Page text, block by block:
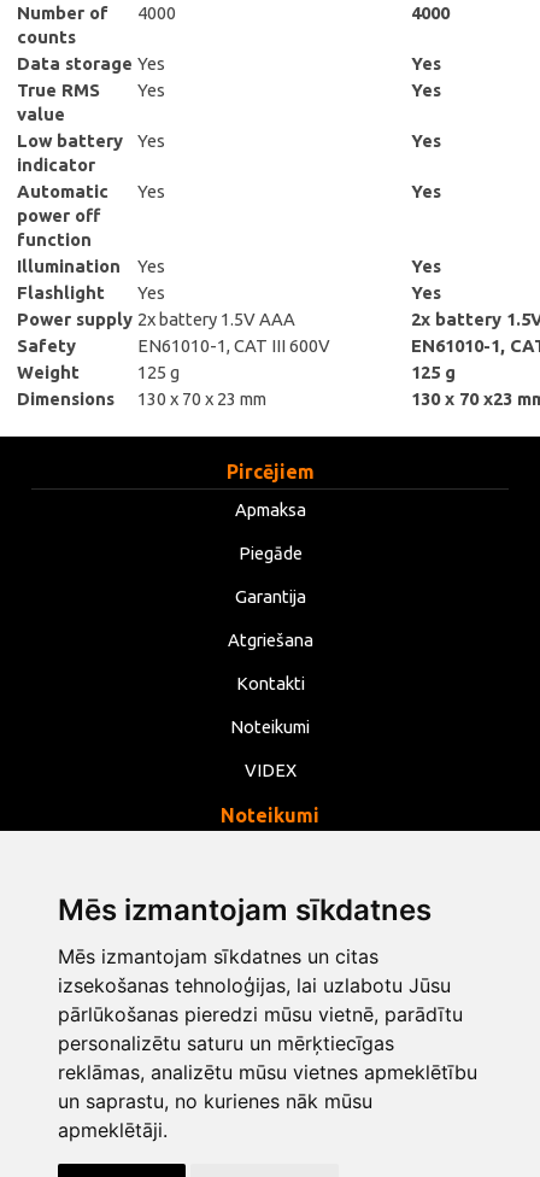
Mēs izmantojam sīkdatnes
Mēs izmantojam sīkdatnes un citas
izsekošanas tehnoloģijas, lai uzlabotu Jūsu
pārlūkošanas pieredzi mūsu vietnē, parādītu
personalizētu saturu un mērķtiecīgas
reklāmas, analizētu mūsu vietnes apmeklētību
un saprastu, no kurienes nāk mūsu
apmeklētāji.
Number of
counts
4000 4000
Data storage Yes
Yes
True RMS
value
Yes Yes
Low battery
indicator
Yes Yes
Automatic
power off
function
Yes Yes
Illumination Yes
Yes
Flashlight
Yes
Yes
Power supply 2x battery 1.5V AAA
2x battery
Safety
EN61010-1, CAT III 600V
EN61010-1,
Weight
125 g
125 g
Dimensions
130 x 70 x 23 mm 130 x 70 x23
Pircējiem
Apmaksa
Piegāde
Garantija
Atgriešana
Kontakti
Noteikumi
VIDEX
Noteikumi
Noteikumi
Mainīt sīkdatņu iestatījumus
info@opentools.lv +371 26272360